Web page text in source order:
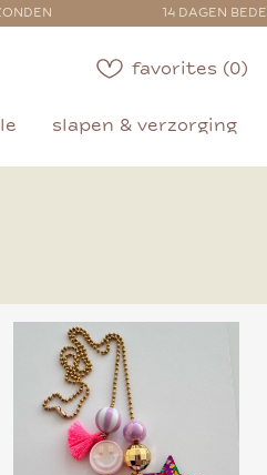
14 DAGEN
favorites (0)
slapen & verzorging